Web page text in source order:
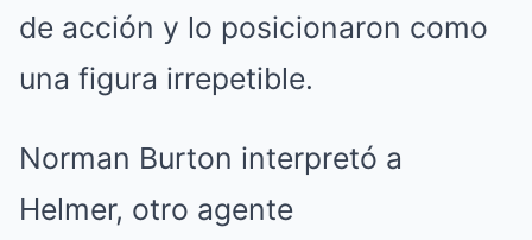
de acción y lo posicionaron como
una figura irrepetible.
Norman Burton interpretó a
Helmer, otro agente